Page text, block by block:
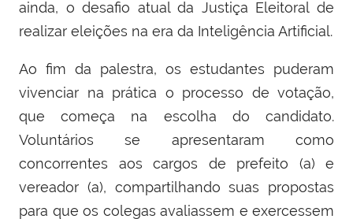
ainda, o desafio atual da Justiça Eleitoral de
realizar eleições na era da Inteligência Artificial.
Ao fim da palestra, os estudantes puderam
vivenciar na prática o processo de votação,
que começa na escolha do candidato.
Voluntários se apresentaram como
concorrentes aos cargos de prefeito (a) e
vereador (a), compartilhando suas propostas
para que os colegas avaliassem e exercessem